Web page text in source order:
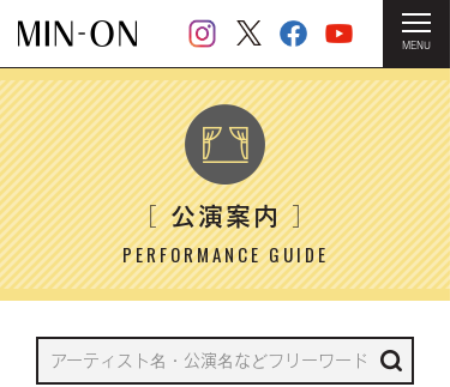
MENU
HOME ＞ 公演案内
［公演案内］
PERFORMANCE GUIDE